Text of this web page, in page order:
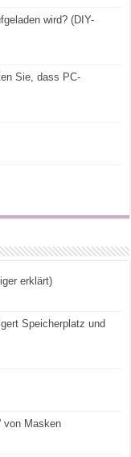
wird? (DIY-
Sie, dass PC-
erklärt)
Speicherplatz und
von Masken